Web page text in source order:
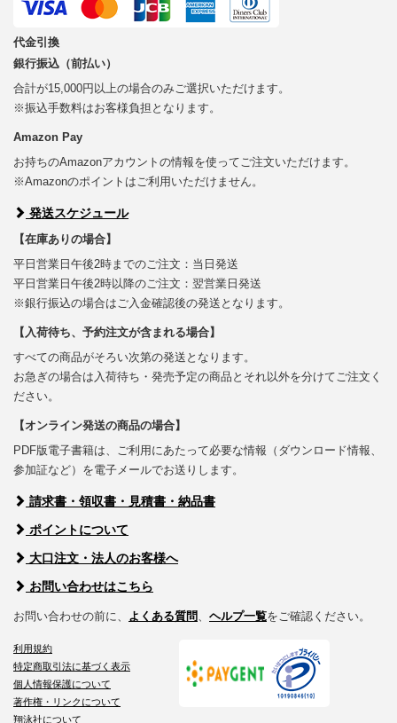
代金引換
銀行振込（前払い）
合計が15,000円以上の場合のみご選択いただけます。
※振込手数料はお客様負担となります。
Amazon Pay
お持ちのAmazonアカウントの情報を使ってご注文いただけます。
※Amazonのポイントはご利用いただけません。
発送スケジュール
【在庫ありの場合】
平日営業日午後2時までのご注文：当日発送
平日営業日午後2時以降のご注文：翌営業日発送
※銀行振込の場合はご入金確認後の発送となります。
【入荷待ち、予約注文が含まれる場合】
すべての商品がそろい次第の発送となります。
お急ぎの場合は入荷待ち・発売予定の商品とそれ以外を分けてご注文く
ださい。
【オンライン発送の商品の場合】
PDF版電子書籍は、ご利用にあたって必要な情報（ダウンロード情報、
参加証など）を電子メールでお送りします。
請求書・領収書・見積書・納品書
ポイントについて
大口注文・法人のお客様へ
お問い合わせはこちら
お問い合わせの前に、 よくある質問 ヘルプ一覧をご確認ください。
利用規約
特定商取引法に基づく表示
個人情報保護について
著作権・リンクについて
翔泳社について